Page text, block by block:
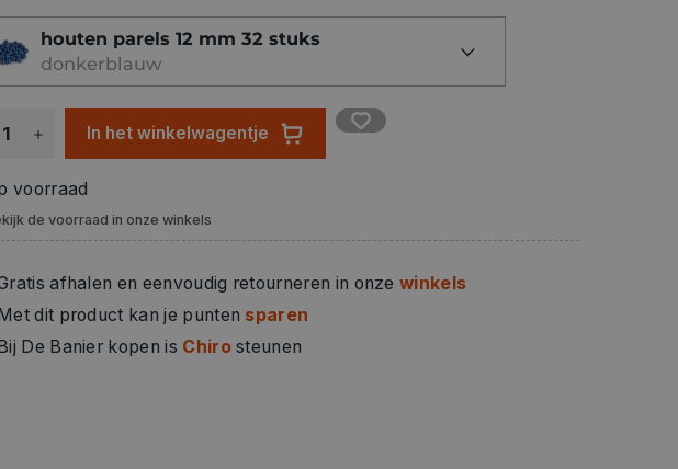
werken. Deze gekleurde houten kralen zijn glanzend en
hebben een rijggat met een diameter van ca. 2 mm en zijn 100%
gecertificeerd. De FSC-certificering garandeert een productie uit
en duurzame bosbouw. De houten kralen zijn speeksel- en
en kunnen daarom ook uitstekend gebruikt worden voor
of in combinatie met speelgoed voor baby's en peuters.
houten parels 12 mm 32 stuks
donkerblauw
In het winkelwagentje
voorraad
de voorraad in onze winkels
afhalen en eenvoudig retourneren in onzewinkels
dit product kan je punten sparen
De Banier kopen is Chirosteunen